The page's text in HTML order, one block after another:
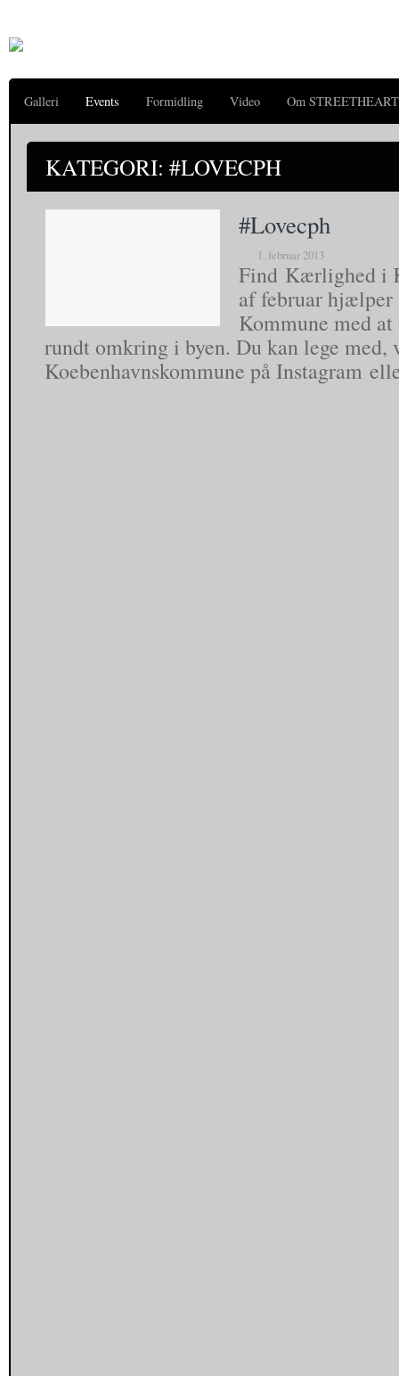
Galleri Events Formidling Video Om STREETHEART
KATEGORI: #LOVECPH
#Lovecph
1. februar 2013
Find Kærlighed i
af februar hjælper
Kommune med
rundt omkring i byen. Du kan lege med,
Koebenhavnskommune på Instagram